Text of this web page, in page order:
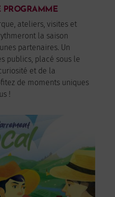
PROGRAMME
ateliers, visites et
la saison
partenaires. Un
publics, placé sous le
et de la
de moments uniques
!